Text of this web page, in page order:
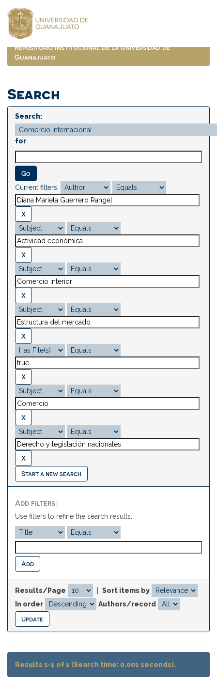
navigation
Repositorio Institucional de la Universidad de
Guanajuato
Search
Search:
for
Current filters:
Start a new search
Add filters:
Use filters to refine the search results.
Results/Page
Sort items by
In order
Authors/record
Results 1-1 of 1 (Search time: 0.001 seconds).